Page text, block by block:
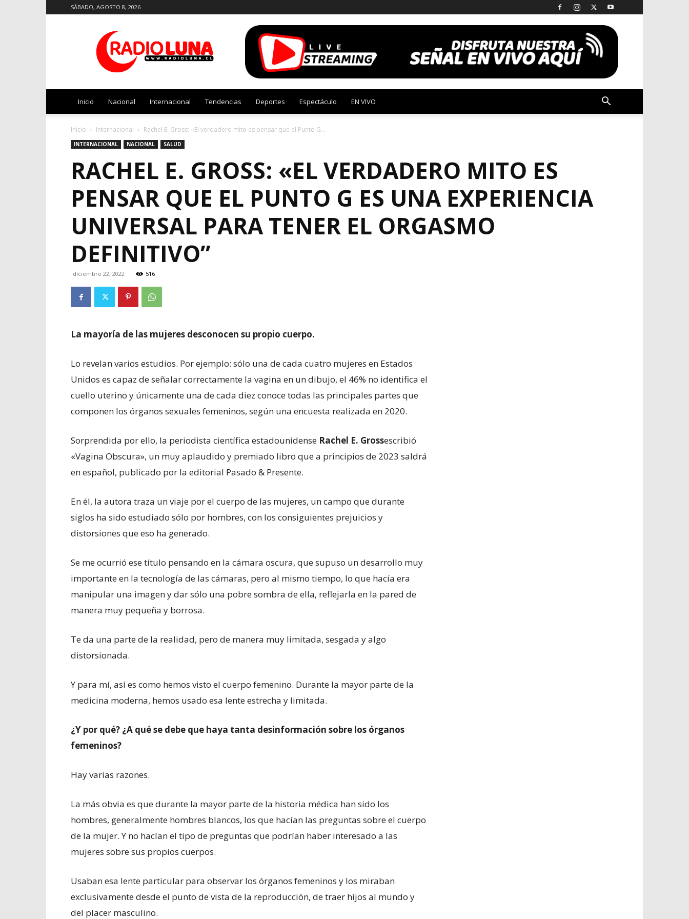
SÁBADO, AGOSTO 8, 2026
Luna
Inicio Nacional Internacional Tendencias Deportes Espectáculo EN VIVO
Inicio Internacional Rachel E. Gross: «El verdadero mito es pensar que el Punto G...
INTERNACIONAL NACIONAL SALUD
RACHEL E. GROSS: «EL VERDADERO MITO ES
PENSAR QUE EL PUNTO G ES UNA EXPERIENCIA
UNIVERSAL PARA TENER EL ORGASMO
DEFINITIVO”
diciembre 22, 2022 516
La mayoría de las mujeres desconocen su propio cuerpo.
Lo revelan varios estudios. Por ejemplo: sólo una de cada cuatro mujeres en Estados
Unidos es capaz de señalar correctamente la vagina en un dibujo, el 46% no identifica el
cuello uterino y únicamente una de cada diez conoce todas las principales partes que
componen los órganos sexuales femeninos, según una encuesta realizada en 2020.
Sorprendida por ello, la periodista científica estadounidense Rachel E. Grossescribió
«Vagina Obscura», un muy aplaudido y premiado libro que a principios de 2023 saldrá
en español, publicado por la editorial Pasado & Presente.
En él, la autora traza un viaje por el cuerpo de las mujeres, un campo que durante
siglos ha sido estudiado sólo por hombres, con los consiguientes prejuicios y
distorsiones que eso ha generado.
Se me ocurrió ese título pensando en la cámara oscura, que supuso un desarrollo muy
importante en la tecnología de las cámaras, pero al mismo tiempo, lo que hacía era
manipular una imagen y dar sólo una pobre sombra de ella, reflejarla en la pared de
manera muy pequeña y borrosa.
Te da una parte de la realidad, pero de manera muy limitada, sesgada y algo
distorsionada.
Y para mí, así es como hemos visto el cuerpo femenino. Durante la mayor parte de la
medicina moderna, hemos usado esa lente estrecha y limitada.
¿Y por qué? ¿A qué se debe que haya tanta desinformación sobre los órganos
femeninos?
Hay varias razones.
La más obvia es que durante la mayor parte de la historia médica han sido los
hombres, generalmente hombres blancos, los que hacían las preguntas sobre el cuerpo
de la mujer. Y no hacían el tipo de preguntas que podrían haber interesado a las
mujeres sobre sus propios cuerpos.
Usaban esa lente particular para observar los órganos femeninos y los miraban
exclusivamente desde el punto de vista de la reproducción, de traer hijos al mundo y
del placer masculino.